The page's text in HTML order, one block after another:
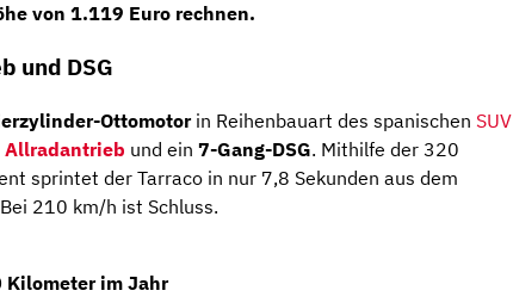
von 1.119 Euro rechnen.
und DSG
Ottomotorin Reihenbauart des spanischen SUV
Allradantrieb und ein 7-Gang-DSG. Mithilfe der 320
sprintet der Tarraco in nur 7,8 Sekunden aus dem
210 km/h ist Schluss.
Kilometer im Jahr